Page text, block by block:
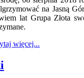
na Jasną
lat Grupa Złota
więcej...